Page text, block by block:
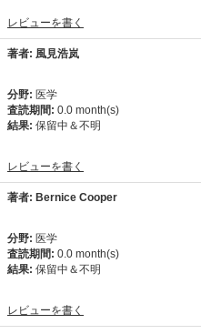
レビューを書く
著者: 風見浩岚
分野: 医学
査読期間: 0.0 month(s)
結果: 保留中＆不明
レビューを書く
著者: Bernice Cooper
分野: 医学
査読期間: 0.0 month(s)
結果: 保留中＆不明
レビューを書く